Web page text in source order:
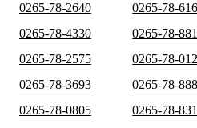
0265-78-2640
0265-78-
0265-78-4330
0265-78-
0265-78-2575
0265-78-
0265-78-3693
0265-78-
0265-78-0805
0265-78-